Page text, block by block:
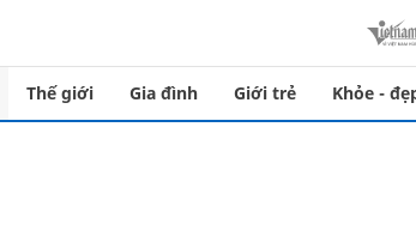
Thế giới Gia đình Giới trẻ Khỏe -